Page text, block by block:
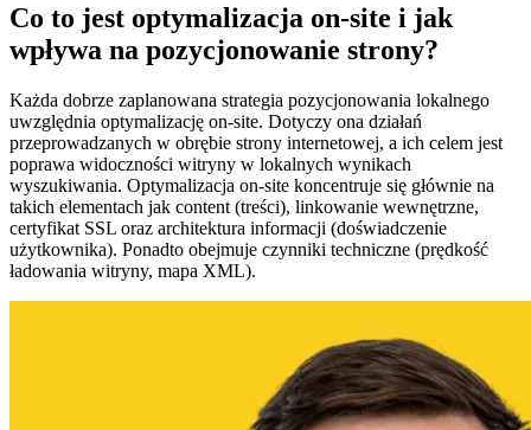
Co to jest optymalizacja on-site i jak
wpływa na pozycjonowanie strony?
Każda dobrze zaplanowana strategia pozycjonowania lokalnego
uwzględnia optymalizację on-site. Dotyczy ona działań
przeprowadzanych w obrębie strony internetowej, a ich celem jest
poprawa widoczności witryny w lokalnych wynikach
wyszukiwania. Optymalizacja on-site koncentruje się głównie na
takich elementach jak content (treści), linkowanie wewnętrzne,
certyfikat SSL oraz architektura informacji (doświadczenie
użytkownika). Ponadto obejmuje czynniki techniczne (prędkość
ładowania witryny, mapa XML).